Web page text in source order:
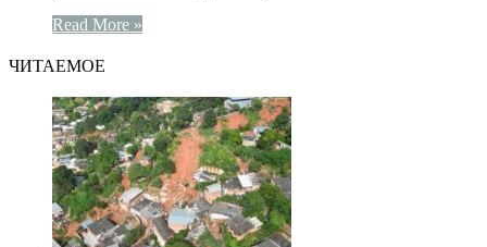
Read More »
ЧИТАЕМОЕ